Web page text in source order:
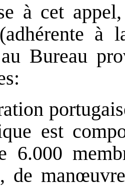
à cet
à
Bureau
est
6.000
de